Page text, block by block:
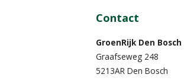
Contact
GroenRijk Den Bosch
Graafseweg 248
5213AR Den Bosch